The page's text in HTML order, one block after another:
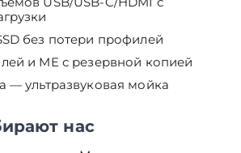
без потери профилей
и ME с резервной копией
— ультразвуковая мойка
нас